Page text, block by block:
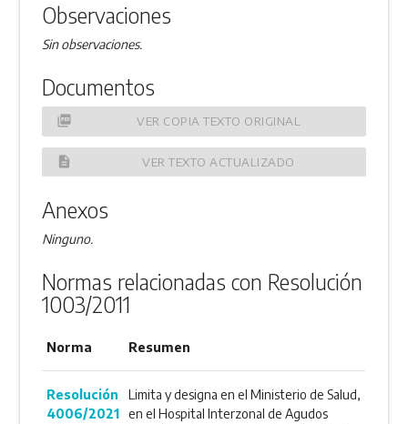
Observaciones
Sin observaciones.
Documentos
picture_as_pdf VER COPIA TEXTO ORIGINAL
description VER TEXTO ACTUALIZADO
Anexos
Ninguno.
Normas relacionadas con Resolución
1003/2011
Norma Resumen
Resolución
4006/2021
Limita y designa en el Ministerio de Salud,
en el Hospital Interzonal de Agudos